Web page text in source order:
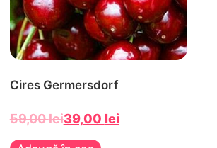
Cires Germersdorf
59,00lei39,00 lei